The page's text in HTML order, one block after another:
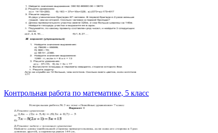
Контрольная работа по математике, 5 класс